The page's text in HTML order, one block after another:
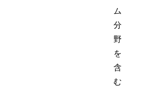
ム
分
野
を
含
む